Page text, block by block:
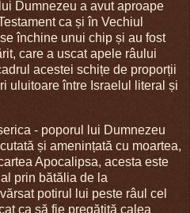
Dumnezeu a avut aproape
ca și în Vechiul
închine unui chip și au fost
care a uscat apele râului
acestei schițe de proporții
uluitoare între Israelul literal și
- poporul lui Dumnezeu
și amenințată cu moartea,
Apocalipsa, acesta este
prin bătălia de la
potirul lui peste râul cel
ca să fie pregătită calea